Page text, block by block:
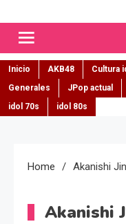
Inicio AKB48 Cultura
Generales
JPop actual
idol 70s
idol 80s
Home Akanishi Jin
Akanishi